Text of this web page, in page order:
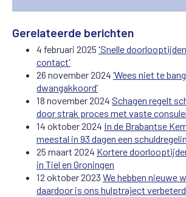
Gerelateerde berichten
4 februari 2025 'Snelle
contact'
26 november 2024 ‘Wees niet te
dwangakkoord’
18 november 2024 Schagen regelt
door strak proces met vaste
14 oktober 2024 In de Brabantse
meestal in 93 dagen een
25 maart 2024 Kortere
in Tiel en Groningen
12 oktober 2023 We hebben nieuwe
daardoor is ons hulptraject verbeterd